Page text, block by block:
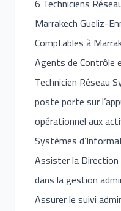
Marrakech Gueliz-
Comptables à
Agents de Contrôle
Technicien Réseau
poste porte sur
opérationnel aux
Systèmes
Assister la
dans la gestion
Assurer le suivi